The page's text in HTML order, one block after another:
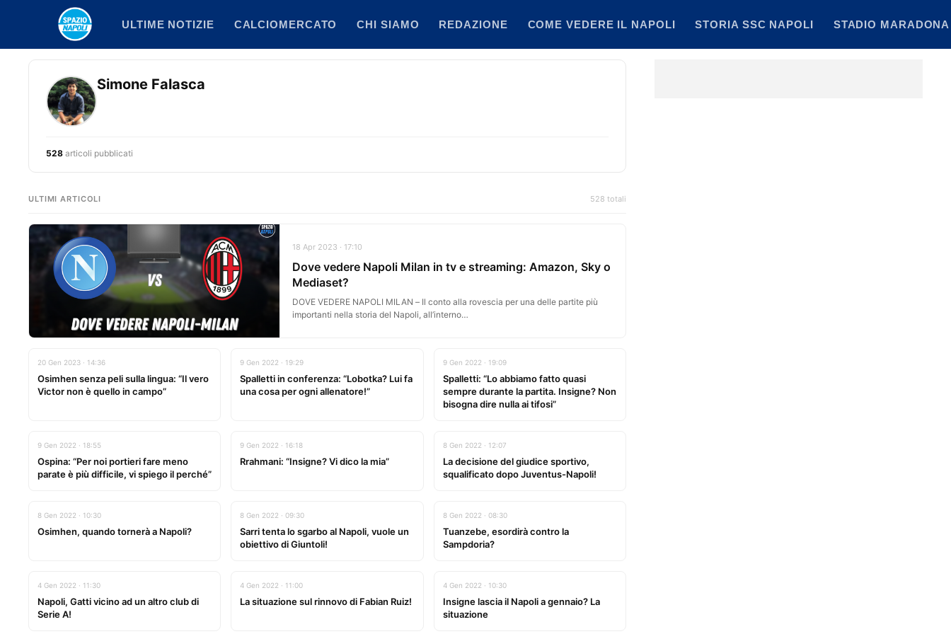
ULTIME NOTIZIE CALCIOMERCATO CHI SIAMO REDAZIONE COME VEDERE IL NAPOLI STORIA SSC NAPOLI STADIO MARADONA
Simone Falasca
528 articoli pubblicati
ULTIMI ARTICOLI 528 totali
18 Apr 2023 · 17:10
Dove vedere Napoli Milan in tv e streaming: Amazon, Sky o
Mediaset?
DOVE VEDERE NAPOLI MILAN – Il conto alla rovescia per una delle partite più
importanti nella storia del Napoli, all’interno…
20 Gen 2023 · 14:36
Osimhen senza peli sulla lingua: “Il vero
Victor non è quello in campo”
9 Gen 2022 · 19:29
Spalletti in conferenza: “Lobotka? Lui fa
una cosa per ogni allenatore!”
9 Gen 2022 · 19:09
Spalletti: “Lo abbiamo fatto quasi
sempre durante la partita. Insigne? Non
bisogna dire nulla ai tifosi”
9 Gen 2022 · 18:55
Ospina: “Per noi portieri fare meno
parate è più difficile, vi spiego il perché”
9 Gen 2022 · 16:18
Rrahmani: “Insigne? Vi dico la mia”
8 Gen 2022 · 12:07
La decisione del giudice sportivo,
squalificato dopo Juventus-Napoli!
8 Gen 2022 · 10:30
Osimhen, quando tornerà a Napoli?
8 Gen 2022 · 09:30
Sarri tenta lo sgarbo al Napoli, vuole un
obiettivo di Giuntoli!
8 Gen 2022 · 08:30
Tuanzebe, esordirà contro la
Sampdoria?
4 Gen 2022 · 11:30
Napoli, Gatti vicino ad un altro club di
Serie A!
4 Gen 2022 · 11:00
La situazione sul rinnovo di Fabian Ruiz!
4 Gen 2022 · 10:30
Insigne lascia il Napoli a gennaio? La
situazione